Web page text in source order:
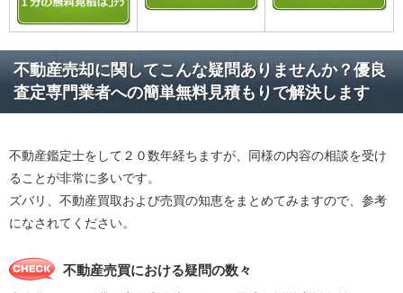
不動産売却に関してこんな疑問ありませんか？優良
査定専門業者への簡単無料見積もりで解決します
不動産鑑定士をして２０数年経ちますが、同様の内容の相談を受け
ることが非常に多いです。
ズバリ、不動産買取および売買の知恵をまとめてみますので、参考
になされてください。
不動産売買における疑問の数々